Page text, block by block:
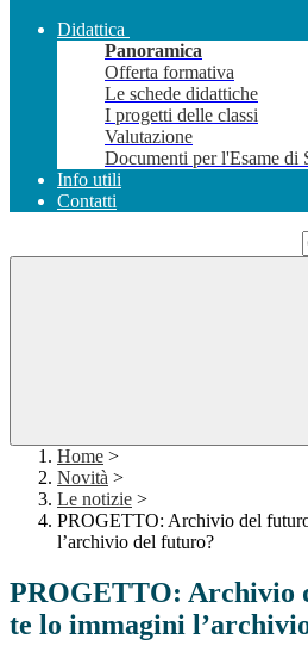
Didattica
Panoramica
Offerta formativa
Le schede didattiche
I progetti delle classi
Valutazione
Documenti per l'Esame di
Info utili
Contatti
Home >
Novità >
Le notizie >
PROGETTO: Archivio del
l’archivio del futuro?
PROGETTO: Archivio
te lo immagini